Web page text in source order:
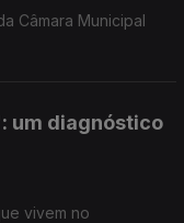
Câmara Municipal
um diagnóstico
vivem no